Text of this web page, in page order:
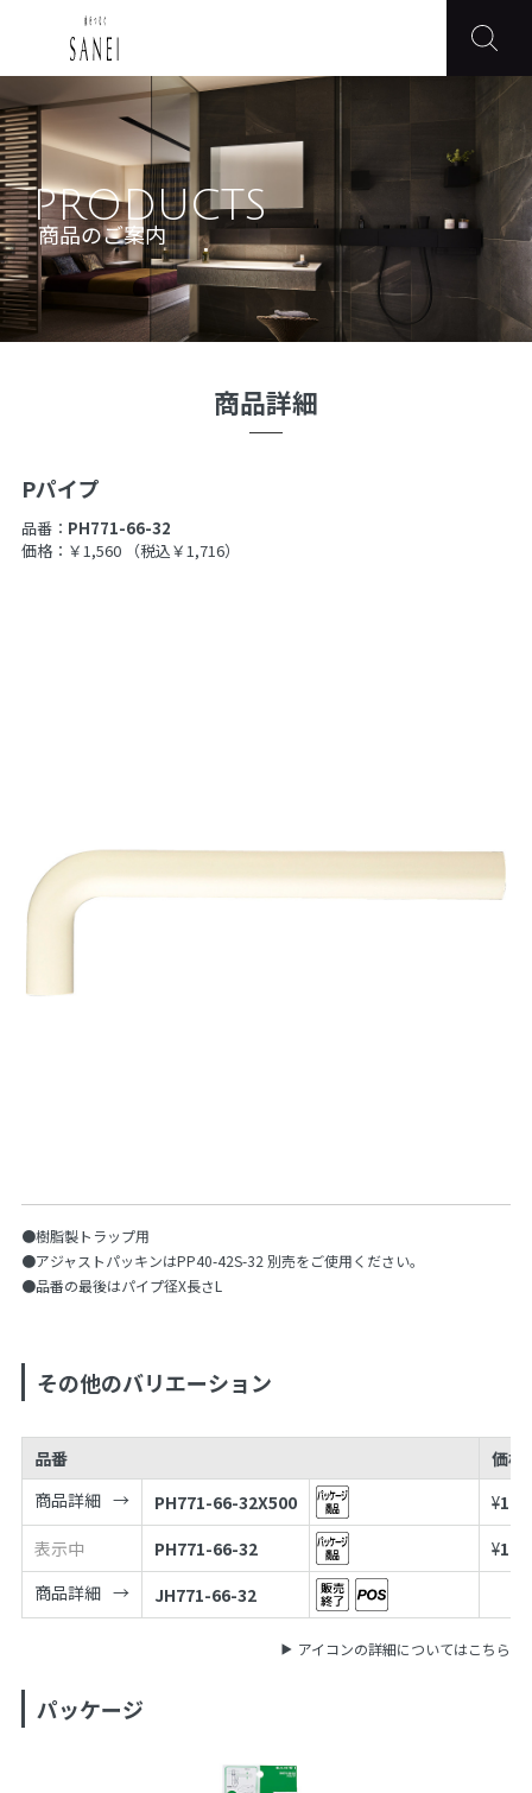
PRODUCTS
商品のご案内
商品詳細
Pパイプ
品番： PH771-66-32
価格：￥1,560
（税込￥1,716）
●樹脂製トラップ用
●アジャストパッキンはPP40-42S-32 別売をご使用ください。
●品番の最後はパイプ径X長さL
その他のバリエーション
品番
価格
商品詳細
PH771-66-32X500 ¥
表示中
PH771-66-32 ¥
商品詳細
JH771-66-32
アイコンの詳細についてはこちら
パッケージ